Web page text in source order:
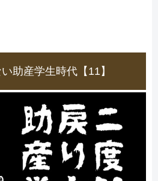
助産学生時代【11】